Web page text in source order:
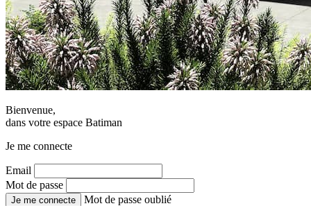
Bienvenue,
dans votre espace Batiman
Je me connecte
Email
Mot de passe
Je me connecte Mot de passe oublié